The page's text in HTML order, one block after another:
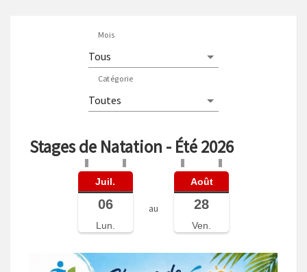
Mois
Catégorie
Stages de Natation - Été 2026
Juil.
06
Lun.
au
Août
28
Ven.